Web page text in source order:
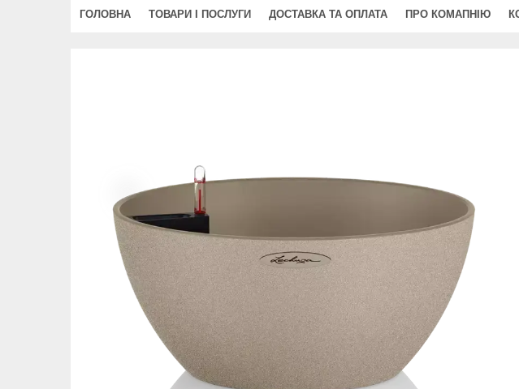
ГОЛОВНА ТОВАРИ І ПОСЛУГИ ДОСТАВКА ТА ОПЛАТА ПРО КОМАПНІЮ